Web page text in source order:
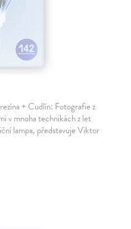
+ Cudlín: Fotografie z
v mnoha technikách z let
lampa, představuje Viktor